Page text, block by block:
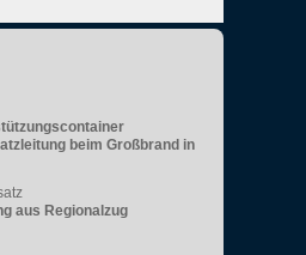
beim Großbrand in
aus Regionalzug